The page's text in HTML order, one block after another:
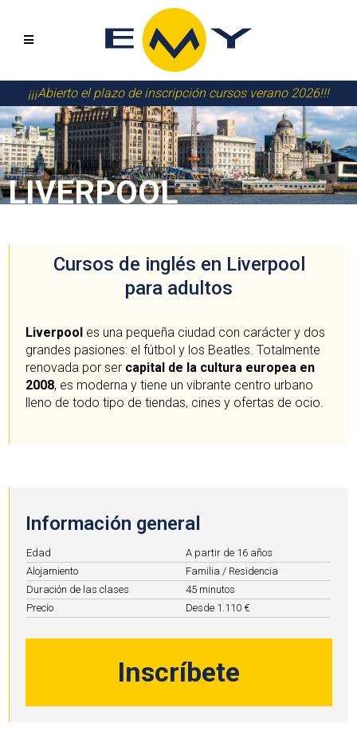
¡¡¡Abierto el plazo de inscripción cursos verano 2026!!!
LIVERPOOL
Cursos de inglés en Liverpool
para adultos
Liverpool es una pequeña ciudad con carácter y dos
grandes pasiones: el fútbol y los Beatles. Totalmente
renovada por ser capital de la cultura europea en
2008, es moderna y tiene un vibrante centro urbano
lleno de todo tipo de tiendas, cines y ofertas de ocio.
Información general
Edad
A partir de 16 años
Alojamiento
Familia / Residencia
Duración de las clases
45 minutos
Precio
Desde 1.110 €
Inscríbete